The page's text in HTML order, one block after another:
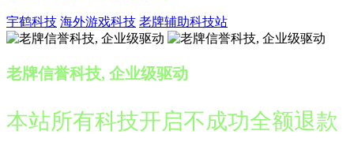
宇鹤科技 海外游戏科技 老牌辅助科技站
老牌信誉科技, 企业级驱动
本站所有科技开启不成功全额退款